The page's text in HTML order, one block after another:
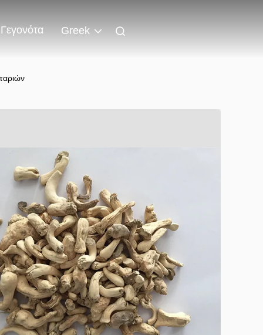
Γεγονότα Greek